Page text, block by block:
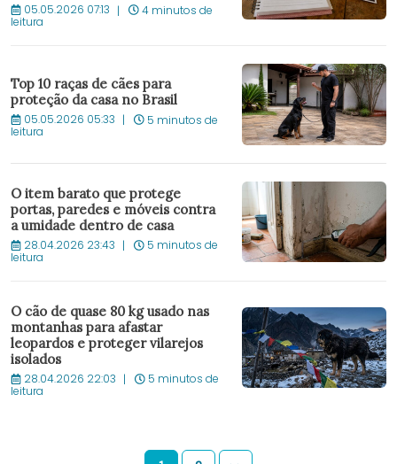
05.05.2026 07:13 4 minutos de
leitura
Top 10 raças de cães para
proteção da casa no Brasil
05.05.2026 05:33 5 minutos de
leitura
O item barato que protege
portas, paredes e móveis contra
a umidade dentro de casa
28.04.2026 23:43 5 minutos de
leitura
O cão de quase 80 kg usado nas
montanhas para afastar
leopardos e proteger vilarejos
isolados
28.04.2026 22:03 5 minutos de
leitura